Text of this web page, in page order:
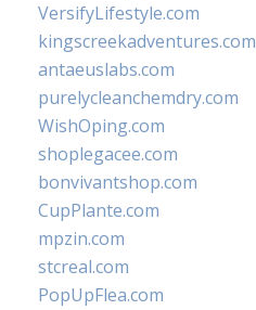
VersifyLifestyle.com
kingscreekadventures.com
antaeuslabs.com
purelycleanchemdry.com
WishOping.com
shoplegacee.com
bonvivantshop.com
CupPlante.com
mpzin.com
stcreal.com
PopUpFlea.com